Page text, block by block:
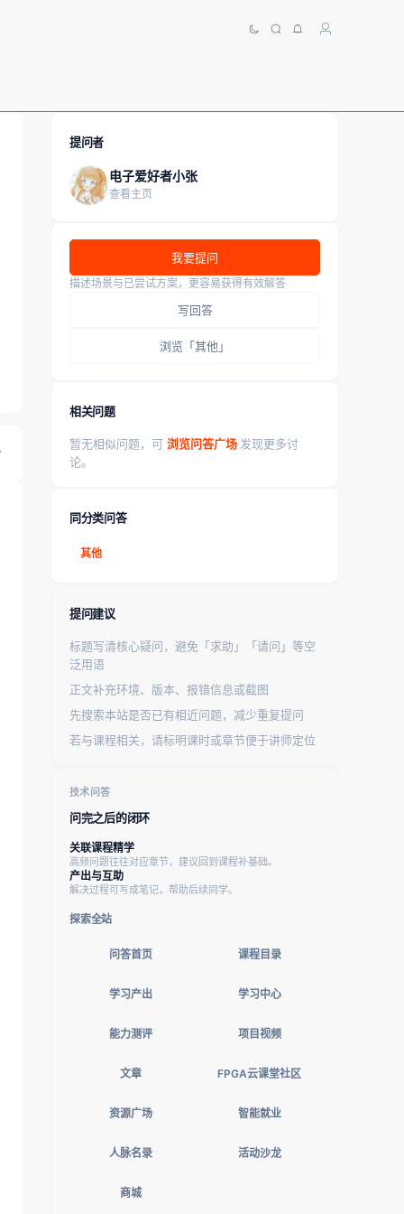
提问者
电子爱好者小张
查看主页
我要提问
描述场景与已尝试方案，更容易获得有效解答
写回答
浏览「其他」
相关问题
暂无相似问题，可 浏览问答广场 发现更多讨
论。
同分类问答
其他
提问建议
标题写清核心疑问，避免「求助」「请问」等空
泛用语
正文补充环境、版本、报错信息或截图
先搜索本站是否已有相近问题，减少重复提问
若与课程相关，请标明课时或章节便于讲师定位
技术问答
问完之后的闭环
关联课程精学
高频问题往往对应章节，建议回到课程补基础。
产出与互助
解决过程可写成笔记，帮助后续同学。
探索全站
问答首页 课程目录
学习产出 学习中心
能力测评 项目视频
文章 FPGA云课堂社区
资源广场 智能就业
人脉名录 活动沙龙
商城